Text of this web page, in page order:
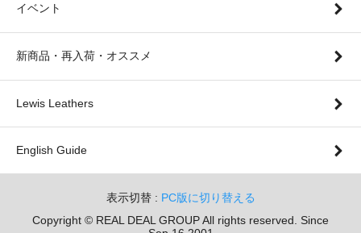
イベント
新商品・再入荷・オススメ
Lewis Leathers
English Guide
表示切替 : PC版に切り替える
Copyright © REAL DEAL GROUP All rights reserved. Since